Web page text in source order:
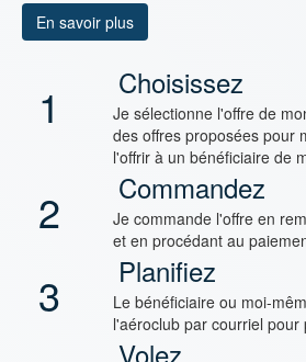
En savoir plus
1 Choisissez
Je sélectionne l'offre de
des offres proposées pour
l'offrir à un bénéficiaire de
2 Commandez
Je commande l'offre en
et en procédant au
3 Planifiez
Le bénéficiaire ou moi-
l'aéroclub par courriel pour
Volez